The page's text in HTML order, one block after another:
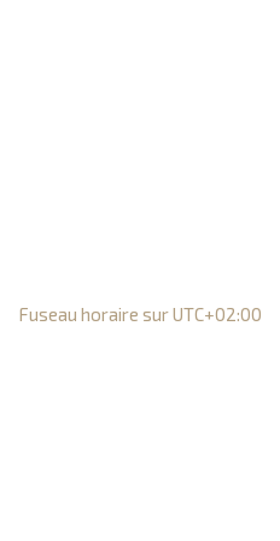
Fuseau horaire surUTC+02:00